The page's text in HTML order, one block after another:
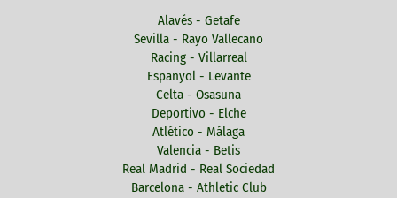
Alavés - Getafe
Sevilla - Rayo Vallecano
Racing - Villarreal
Espanyol - Levante
Celta - Osasuna
Deportivo - Elche
Atlético - Málaga
Valencia - Betis
Real Madrid - Real Sociedad
Barcelona - Athletic Club